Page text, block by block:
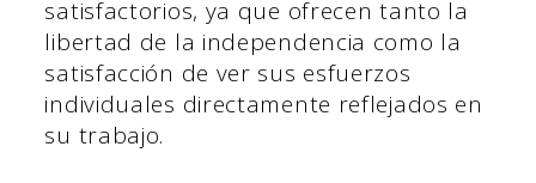
satisfactorios, ya que ofrecen tanto la
libertad de la independencia como la
satisfacción de ver sus esfuerzos
individuales directamente reflejados en
su trabajo.